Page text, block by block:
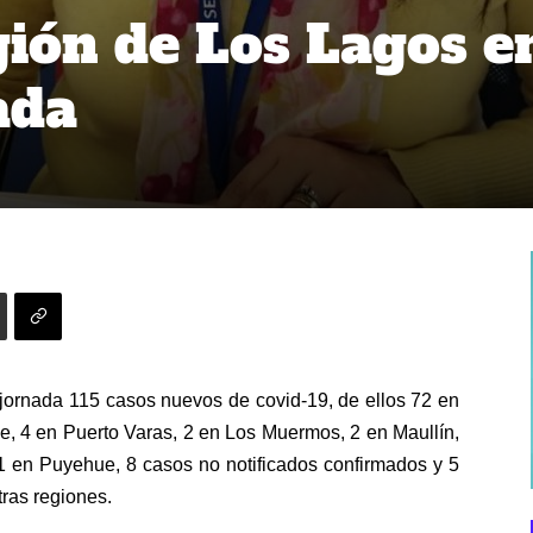
de Los Lagos
115 casos nuevos de covid-19, de ellos 72 en
4 en Puerto Varas, 2 en Los Muermos, 2 en Maullín,
Puyehue, 8 casos no notificados confirmados y 5
regiones.